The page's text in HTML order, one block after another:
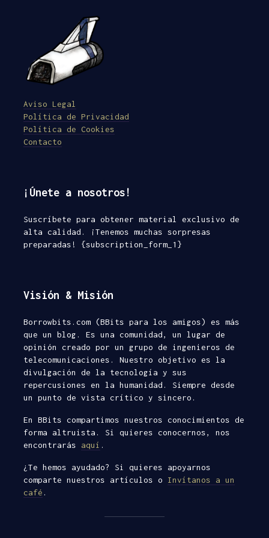
Aviso Legal
Política de Privacidad
Política de Cookies
Contacto
¡Únete a nosotros!
Suscríbete para obtener material exclusivo de
alta calidad. ¡Tenemos muchas sorpresas
preparadas! {subscription_form_1}
Visión & Misión
Borrowbits.com (BBits para los amigos) es más
que un blog. Es una comunidad, un lugar de
opinión creado por un grupo de ingenieros de
telecomunicaciones. Nuestro objetivo es la
divulgación de la tecnología y sus
repercusiones en la humanidad. Siempre desde
un punto de vista crítico y sincero.
En BBits compartimos nuestros conocimientos de
forma altruista. Si quieres conocernos, nos
encontrarás aquí .
¿Te hemos ayudado? Si quieres apoyarnos
comparte nuestros artículos o Invítanos a un
café .
Esnifando
contraseñas con
Wireshark
Rafa M.
10/12/2013
45
3 minutos de
lectura
examen de ISTQB
Foundation?
45
Málaga
lectura
Abansys.